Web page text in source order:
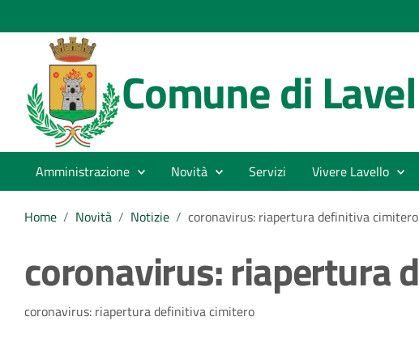
Comune di
Amministrazione Novità Servizi Vivere Lavello
Home / Novità / Notizie / coronavirus: riapertura definitiva cimitero
coronavirus: riapertura
Dettagli della notizia
coronavirus: riapertura definitiva cimitero